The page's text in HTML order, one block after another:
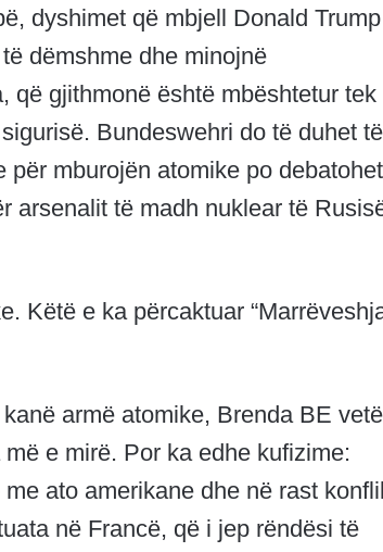
dyshimet që mbjell Donald Trump
dëmshme dhe minojnë
që gjithmonë është mbështetur tek
Bundeswehri do të duhet të
mburojën atomike po
arsenalit të madh nuklear të
Këtë e ka përcaktuar
armë atomike, Brenda BE
e mirë. Por ka edhe kufizime:
ato amerikane dhe në rast
në Francë, që i jep rëndësi të